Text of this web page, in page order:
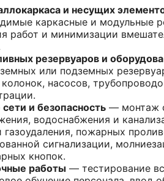
и несущих
каркасные и модульные
работ и минимизации
резервуаров и
или подземных
насосов,
и безопасность — монтаж
водоснабжения и
газоудаления, пожарных
сигнализации,
кнопок.
работы — тестирование